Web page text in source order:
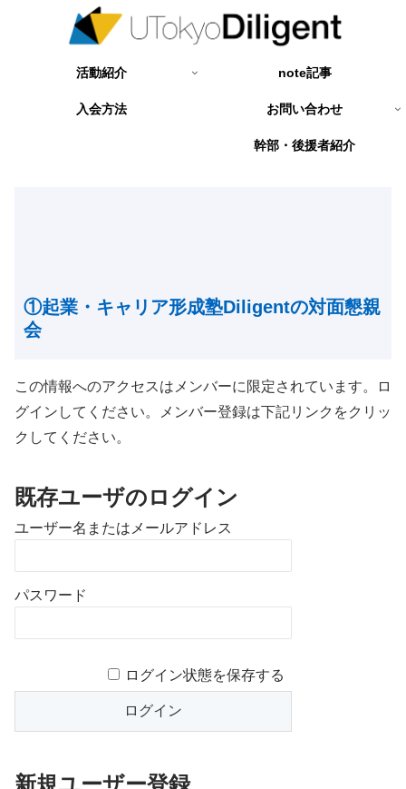
活動紹介 note記事
入会方法 お問い合わせ
幹部・後援者紹介
①起業・キャリア形成塾Diligentの対面懇親
会
この情報へのアクセスはメンバーに限定されています。ロ
グインしてください。メンバー登録は下記リンクをクリッ
クしてください。
既存ユーザのログイン
ユーザー名またはメールアドレス
パスワード
ログイン状態を保存する
新規ユーザー登録